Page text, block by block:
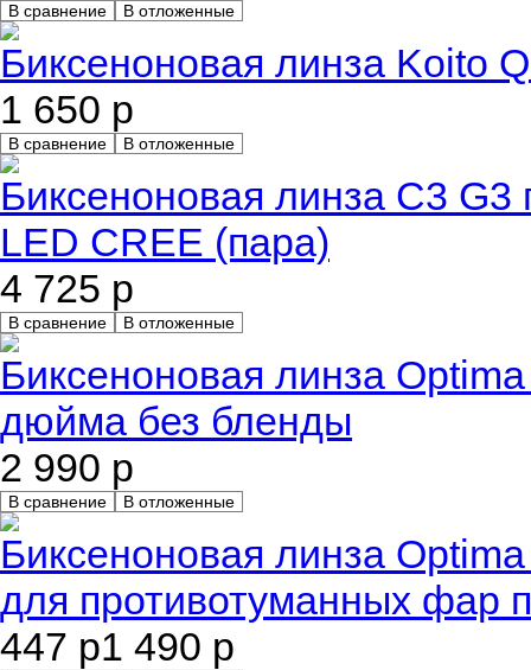
В сравнение В отложенные
Биксеноновая линза Koito
1 650 р
В сравнение В отложенные
Биксеноновая линза C3 G3
LED CREE (пара)
4 725 р
В сравнение В отложенные
Биксеноновая линза
дюйма без бленды
2 990 р
В сравнение В отложенные
Биксеноновая линза
для противотуманных фар
447 р1 490 р